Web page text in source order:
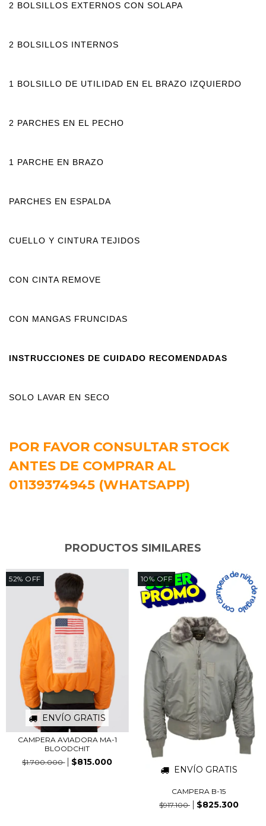
2 BOLSILLOS EXTERNOS CON SOLAPA
2 BOLSILLOS INTERNOS
1 BOLSILLO DE UTILIDAD EN EL BRAZO IZQUIERDO
2 PARCHES EN EL PECHO
1 PARCHE EN BRAZO
PARCHES EN ESPALDA
CUELLO Y CINTURA TEJIDOS
CON CINTA REMOVE
CON MANGAS FRUNCIDAS
INSTRUCCIONES DE CUIDADO RECOMENDADAS
SOLO LAVAR EN SECO
POR FAVOR CONSULTAR STOCK
ANTES DE COMPRAR AL
01139374945 (WHATSAPP)
PRODUCTOS SIMILARES
52% OFF
ENVÍO GRATIS
CAMPERA AVIADORA MA-1
BLOODCHIT
$1.700.000
$815.000
10%OFF
ENVÍO GRATIS
CAMPERA B-15
$917.100
$825.300